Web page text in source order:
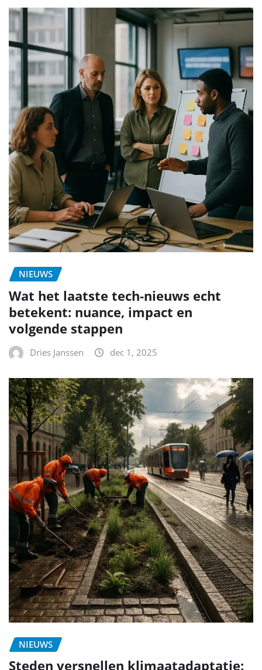
NIEUWS
Wat het laatste tech-nieuws echt
betekent: nuance, impact en
volgende stappen
Dries Janssen dec 1, 2025
NIEUWS
Steden versnellen klimaatadaptatie: